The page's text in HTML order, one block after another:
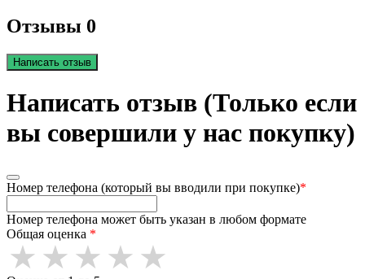
Отзывы 0
Написать отзыв
Написать отзыв (Только если
вы совершили у нас покупку)
Номер телефона (который вы вводили при покупке)*
Номер телефона может быть указан в любом формате
Общая оценка *